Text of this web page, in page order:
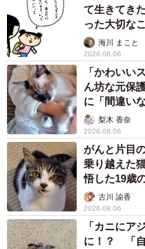
て生きてき
った大切な
海川 まこと
2026.08.06
「かわいい
ん坊な元保
に「間違い
梨木 香奈
2026.08.06
がんと片目
乗り越えた
悟した19歳
古川 諭香
2026.08.06
「カニにア
に！？ 「